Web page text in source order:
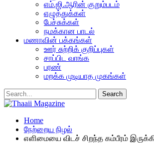
எம்.ஜி.ஆரின் குறும்படம்
எழுத்துக்கள்
பேச்சுக்கள்
நமக்கான பாடல்
மணாவின் பக்கங்கள்
ஊர் சுற்றிக் குறிப்புகள்
சாப்பிட வாங்க
பரண்
மறக்க முடியாத முகங்கள்
Home
நேற்றைய நிழல்
எளிமையை விடச் சிறந்த கம்பீரம்